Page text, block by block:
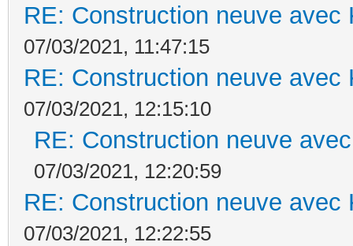
RE: Construction neuve avec
07/03/2021, 11:47:15
RE: Construction neuve avec
07/03/2021, 12:15:10
RE: Construction neuve
07/03/2021, 12:20:59
RE: Construction neuve avec
07/03/2021, 12:22:55